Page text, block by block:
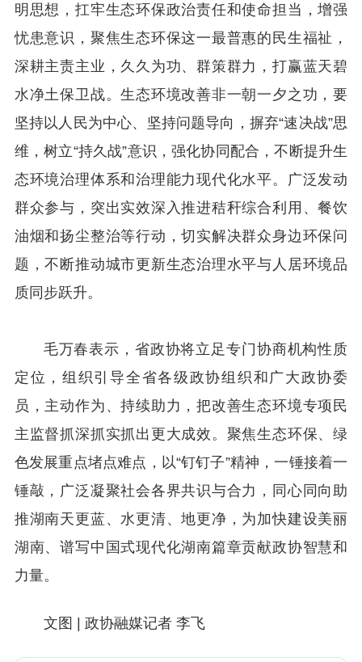
明思想，扛牢生态环保政治责任和使命担当，增强
忧患意识，聚焦生态环保这一最普惠的民生福祉，
深耕主责主业，久久为功、群策群力，打赢蓝天碧
水净土保卫战。生态环境改善非一朝一夕之功，要
坚持以人民为中心、坚持问题导向，摒弃“速决战”思
维，树立“持久战”意识，强化协同配合，不断提升生
态环境治理体系和治理能力现代化水平。广泛发动
群众参与，突出实效深入推进秸秆综合利用、餐饮
油烟和扬尘整治等行动，切实解决群众身边环保问
题，不断推动城市更新生态治理水平与人居环境品
质同步跃升。
毛万春表示，省政协将立足专门协商机构性质
定位，组织引导全省各级政协组织和广大政协委
员，主动作为、持续助力，把改善生态环境专项民
主监督抓深抓实抓出更大成效。聚焦生态环保、绿
色发展重点堵点难点，以“钉钉子”精神，一锤接着一
锤敲，广泛凝聚社会各界共识与合力，同心同向助
推湖南天更蓝、水更清、地更净，为加快建设美丽
湖南、谱写中国式现代化湖南篇章贡献政协智慧和
力量。
文图 | 政协融媒记者 李飞